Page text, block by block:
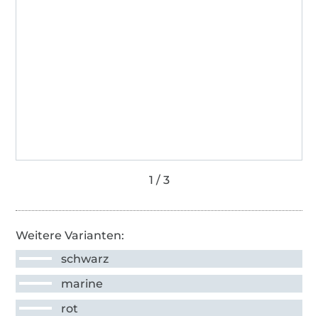
Weitere Varianten:
schwarz
marine
rot